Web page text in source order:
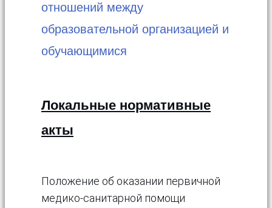
отношений между
образовательной организацией и
обучающимися
Локальные нормативные
акты
Положение об оказании первичной
медико-санитарной помощи